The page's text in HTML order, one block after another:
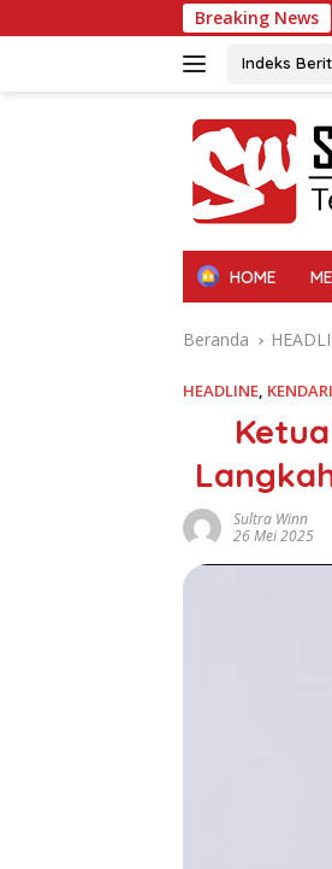
ke
Breaking News
Indeks
HOME
Beranda
HEADLINE, KENDARI
Sultra Winn
26 Mei 2025